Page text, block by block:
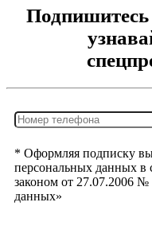
* Оформляя подписку вы
персональных данных в
законом от 27.07.2006
данных»